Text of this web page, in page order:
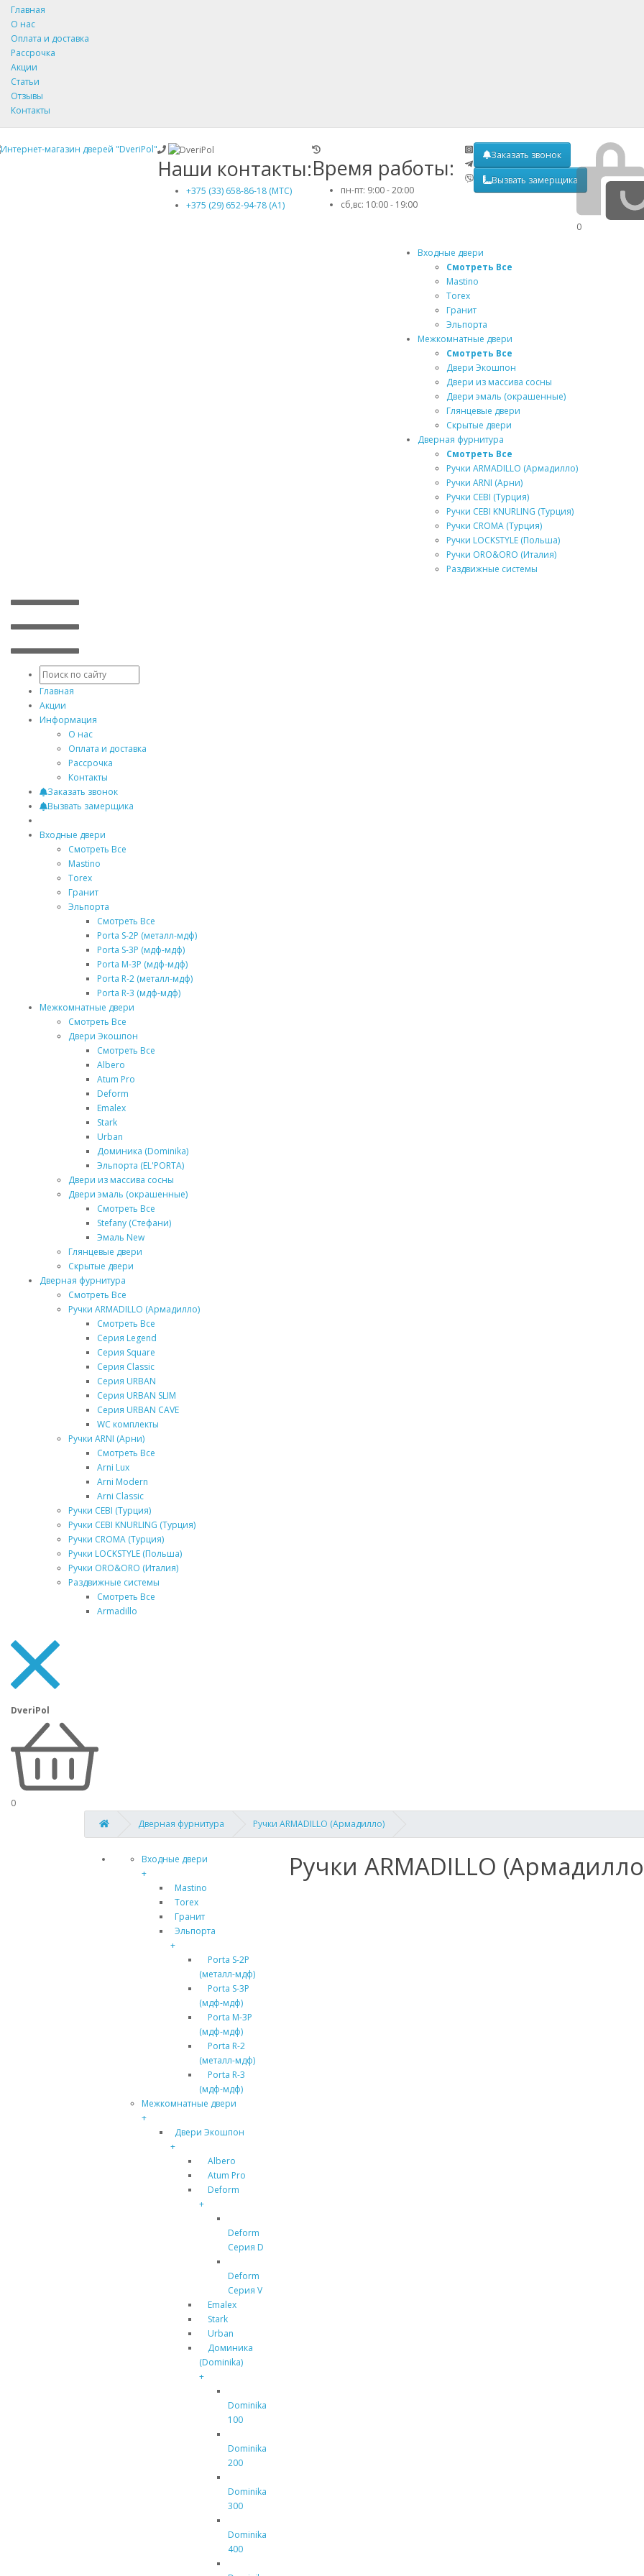
Главная
О нас
Оплата и доставка
Рассрочка
Акции
Статьи
Отзывы
Контакты
Наши контакты:
+375 (33) 658-86-18 (МТС)
+375 (29) 652-94-78 (A1)
Время работы:
пн-пт: 9:00 - 20:00
сб,вс: 10:00 - 19:00
Заказать звонок
Вызвать замерщика
0
Входные двери
Смотреть Все
Mastino
Torex
Гранит
Эльпорта
Межкомнатные двери
Смотреть Все
Двери Экошпон
Двери из массива сосны
Двери эмаль (окрашенные)
Глянцевые двери
Скрытые двери
Дверная фурнитура
Смотреть Все
Ручки ARMADILLO (Армадилло)
Ручки ARNI (Арни)
Ручки CEBI (Турция)
Ручки CEBI KNURLING (Турция)
Ручки CROMA (Турция)
Ручки LOCKSTYLE (Польша)
Ручки ORO&ORO (Италия)
Раздвижные системы
Главная
Акции
Информация
О нас
Оплата и доставка
Рассрочка
Контакты
Заказать звонок
Вызвать замерщика
Входные двери
Смотреть Все
Mastino
Torex
Гранит
Эльпорта
Смотреть Все
Porta S-2P (металл-мдф)
Porta S-3P (мдф-мдф)
Porta M-3P (мдф-мдф)
Porta R-2 (металл-мдф)
Porta R-3 (мдф-мдф)
Межкомнатные двери
Смотреть Все
Двери Экошпон
Смотреть Все
Albero
Atum Pro
Deform
Emalex
Stark
Urban
Доминика (Dominika)
Эльпорта (EL'PORTA)
Двери из массива сосны
Двери эмаль (окрашенные)
Смотреть Все
Stefany (Стефани)
Эмаль New
Глянцевые двери
Скрытые двери
Дверная фурнитура
Смотреть Все
Ручки ARMADILLO (Армадилло)
Смотреть Все
Серия Legend
Серия Square
Серия Classic
Серия URBAN
Серия URBAN SLIM
Серия URBAN CAVE
WC комплекты
Ручки ARNI (Арни)
Смотреть Все
Arni Lux
Arni Modern
Arni Classic
Ручки CEBI (Турция)
Ручки CEBI KNURLING (Турция)
Ручки CROMA (Турция)
Ручки LOCKSTYLE (Польша)
Ручки ORO&ORO (Италия)
Раздвижные системы
Смотреть Все
Armadillo
DveriPol
0
Дверная фурнитура
Ручки ARMADILLO (Армадилло)
Входные двери
+
Mastino
Torex
Гранит
Эльпорта
+
Porta S-2P
(металл-мдф)
Porta S-3P
(мдф-мдф)
Porta M-3P
(мдф-мдф)
Porta R-2
(металл-мдф)
Porta R-3
(мдф-мдф)
Межкомнатные двери
+
Двери Экошпон
+
Albero
Atum Pro
Deform
+
Deform
Серия D
Deform
Серия V
Emalex
Stark
Urban
Доминика
(Dominika)
+
Dominika
100
Dominika
200
Dominika
300
Dominika
400
Ручки ARMADILLO